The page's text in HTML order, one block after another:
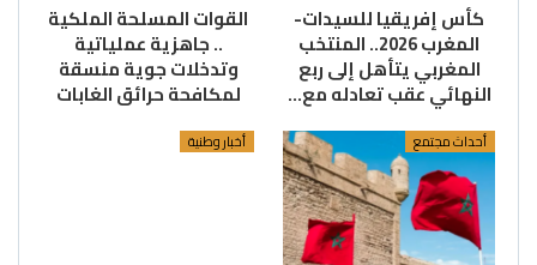
كأس إفريقيا للسيدات-
المغرب 2026.. المنتخب
المغربي يتأهل إلى ربع
النهائي عقب تعادله مع…
القوات المسلحة الملكية
.. جاهزية عملياتية
وتدخلات جوية منسقة
لمكافحة حرائق الغابات
أحداث مجتمع أخبار وطنية